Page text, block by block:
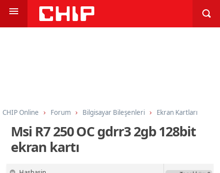
CHIP Online Forum Bilgisayar Bileşenleri Ekran Kartları
Msi R7 250 OC gdrr3 2gb 128bit
ekran kartı